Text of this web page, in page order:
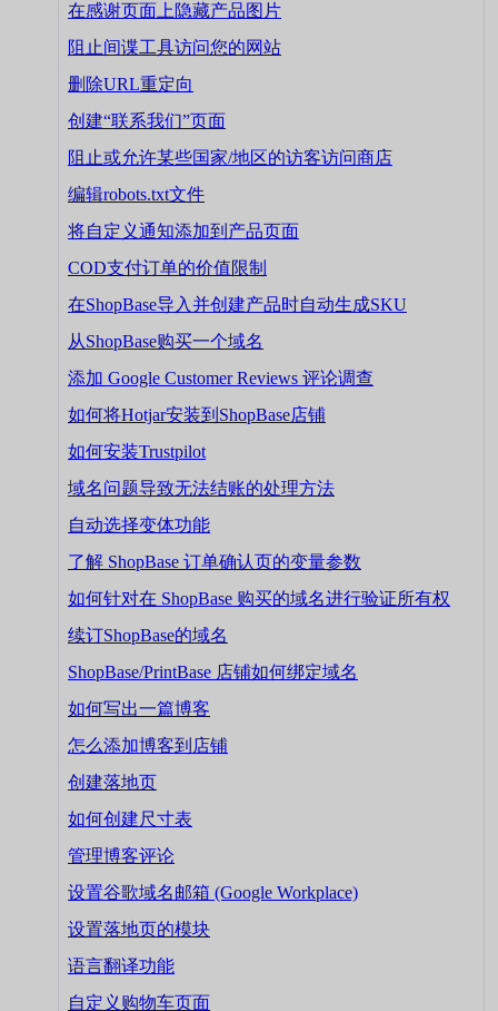
在感谢页面上隐藏产品图片
阻止间谍工具访问您的网站
删除URL重定向
创建“联系我们”页面
阻止或允许某些国家/地区的访客访问商店
编辑robots.txt文件
将自定义通知添加到产品页面
COD支付订单的价值限制
在ShopBase导入并创建产品时自动生成SKU
从ShopBase购买一个域名
添加 Google Customer Reviews 评论调查
如何将Hotjar安装到ShopBase店铺
如何安装Trustpilot
域名问题导致无法结账的处理方法
自动选择变体功能
了解 ShopBase 订单确认页的变量参数
如何针对在 ShopBase 购买的域名进行验证所有权
续订ShopBase的域名
ShopBase/PrintBase 店铺如何绑定域名
如何写出一篇博客
怎么添加博客到店铺
创建落地页
如何创建尺寸表
管理博客评论
设置谷歌域名邮箱 (Google Workplace)
设置落地页的模块
语言翻译功能
自定义购物车页面